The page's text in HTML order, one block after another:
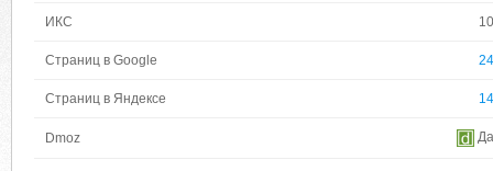
ИКС 10
Страниц в Google 24
Страниц в Яндексе 14
Dmoz Да